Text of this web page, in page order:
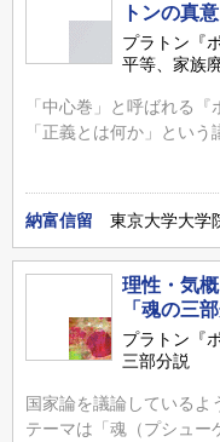
トンの真
プラトン『
平等、家族
「中心巻」と呼ばれる
「正義とは何か」とい
納富信留 東京大学大学
理性・気
「魂の三
プラトン『
三部分説
国家論を議論している
テーマは「魂（プシュー